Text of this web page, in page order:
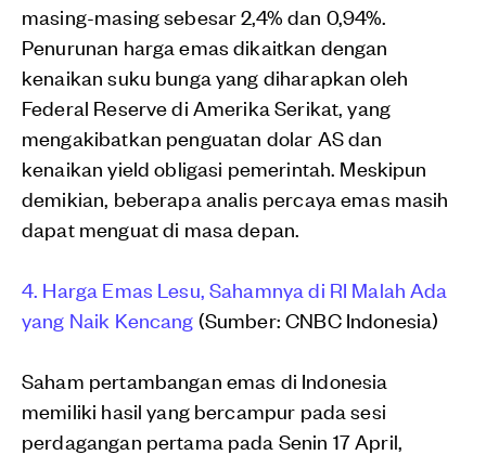
masing-masing sebesar 2,4% dan 0,94%.
Penurunan harga emas dikaitkan dengan
kenaikan suku bunga yang diharapkan oleh
Federal Reserve di Amerika Serikat, yang
mengakibatkan penguatan dolar AS dan
kenaikan yield obligasi pemerintah. Meskipun
demikian, beberapa analis percaya emas masih
dapat menguat di masa depan.
4. Harga Emas Lesu, Sahamnya di RI Malah Ada
yang Naik Kencang (Sumber: CNBC Indonesia)
Saham pertambangan emas di Indonesia
memiliki hasil yang bercampur pada sesi
perdagangan pertama pada Senin 17 April,